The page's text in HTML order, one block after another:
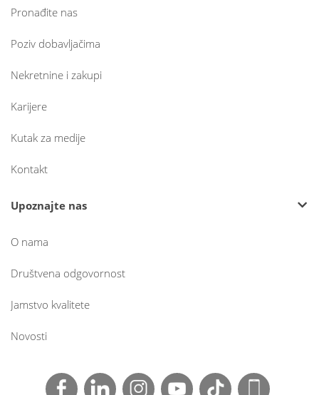
Pronađite nas
Poziv dobavljačima
Nekretnine i zakupi
Karijere
Kutak za medije
Kontakt
Upoznajte nas
O nama
Društvena odgovornost
Jamstvo kvalitete
Novosti